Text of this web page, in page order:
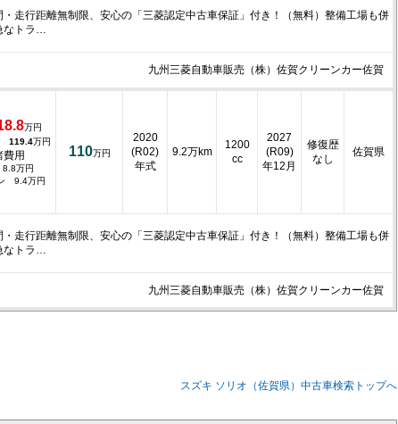
・走行距離無制限、安心の「三菱認定中古車保証」付き！（無料）整備工場も併
なトラ…
九州三菱自動車販売（株）佐賀クリーンカー佐賀
万円
119.4万円
費用
万円
9.4万円
110万円
2020
(R02)
年式
9.2万km
1200
cc
2027
(R09)
年12月
修復歴
なし
佐賀県
・走行距離無制限、安心の「三菱認定中古車保証」付き！（無料）整備工場も併
なトラ…
九州三菱自動車販売（株）佐賀クリーンカー佐賀
スズキ ソリオ（佐賀県）中古車検索トップへ